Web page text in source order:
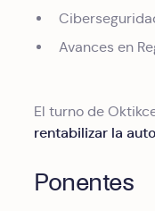
Avances en
El turno de
rentabilizar la
Ponentes